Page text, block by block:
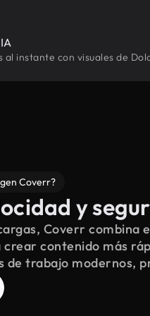
al instante con visuales de
Coverr?
y
Coverr
crear contenido más
de trabajo modernos,